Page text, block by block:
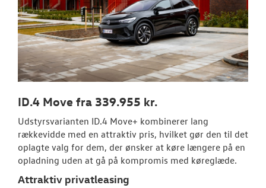
SKADECENTER
TILBEHØR
RESERVEDELE
OM OS
ID.4 Move fra 339.955 kr.
Udstyrsvarianten ID.4 Move+ kombinerer lang
rækkevidde med en attraktiv pris, hvilket gør den til det
oplagte valg for dem, der ønsker at køre længere på en
opladning uden at gå på kompromis med køreglæde.
Attraktiv privatleasing